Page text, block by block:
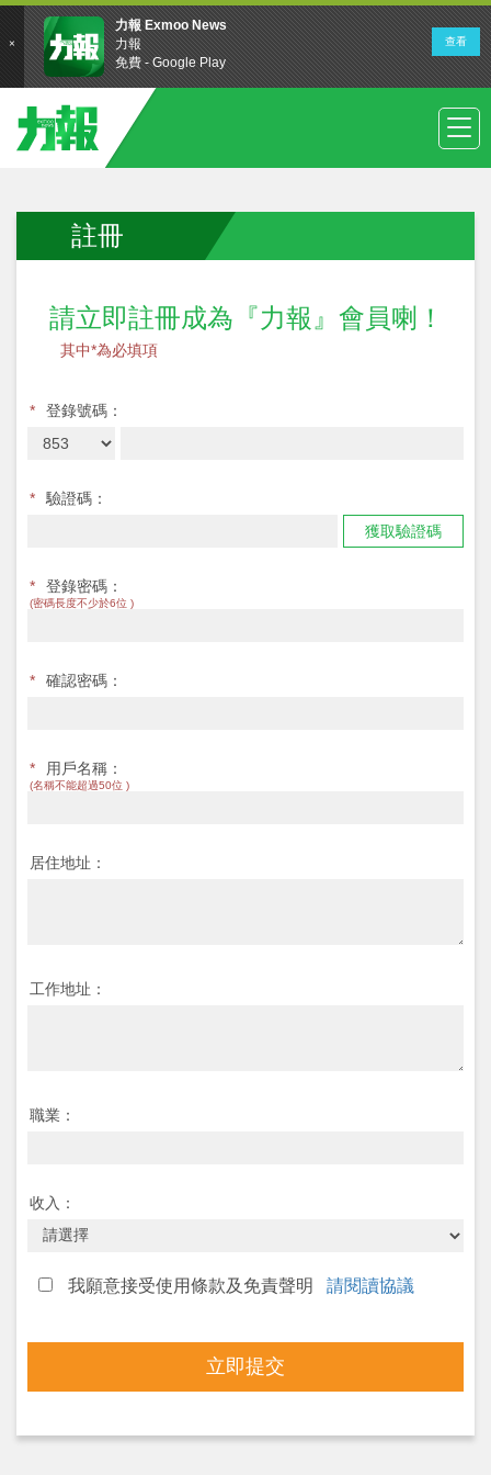
註冊
請立即註冊成為『力報』會員喇！
其中*為必填項
* 登錄號碼：
*
驗證碼：
獲取驗證碼
* 登錄密碼：
(密碼長度不少於6位 )
* 確認密碼：
* 用戶名稱：
(名稱不能超過50位 )
居住地址：
工作地址：
職業：
收入：
我願意接受使用條款及免責聲明 請閱讀協議